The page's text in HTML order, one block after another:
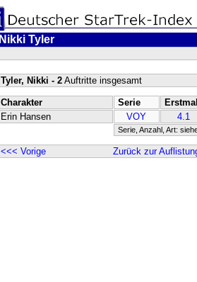
Nikki Tyler
Tyler, Nikki - 2Auftritte insgesamt
Charakter Serie
Erin Hansen
VOY 4.1
Serie, Anzahl, Art:
<<< Vorige Zurück zur